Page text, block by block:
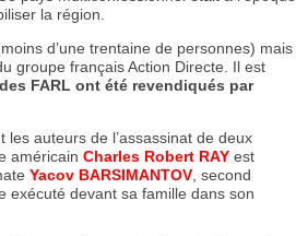
la région.
d’une trentaine de personnes) mais
groupe français Action Directe. Il est
FARL ont été revendiqués par
auteurs de l’assassinat de deux
américain Charles Robert RAYest
Yacov BARSIMANTOV, second
exécuté devant sa famille dans son